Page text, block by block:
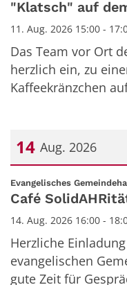
"Klatsch" auf
11. Aug. 2026 15:00 -
Das Team vor Ort
herzlich ein, zu
Kaffeekränzchen
14 Aug. 2026
Datum: 14. August
Evangelisches
Café
14. Aug. 2026 16:00 -
Herzliche
evangelischen
gute Zeit für